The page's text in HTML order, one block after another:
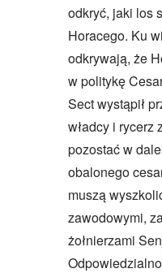
odkryć, jaki los
Horacego. Ku
odkrywają, że
w politykę
Sect wystąpił
władcy i rycerz
pozostać w
obalonego
muszą
zawodowymi,
żołnierzami